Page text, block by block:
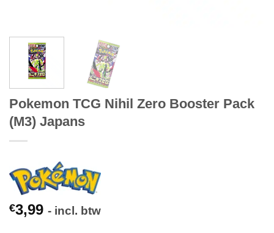
Pokemon TCG Nihil Zero Booster Pack
(M3) Japans
€3,99 - incl. btw